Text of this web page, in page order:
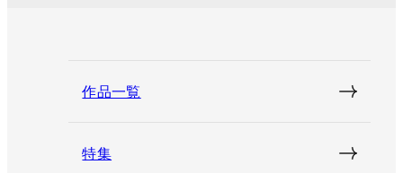
作品一覧
特集